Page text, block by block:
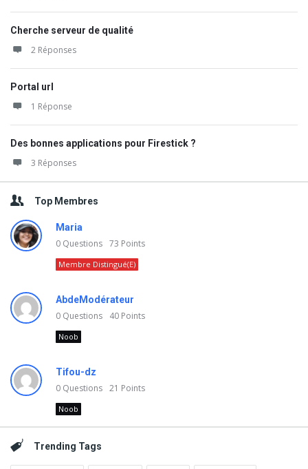
Cherche serveur de qualité
2 Réponses
Portal url
1 Réponse
Des bonnes applications pour Firestick ?
3 Réponses
Top Membres
Maria
0 Questions 73 Points
Membre Distingué(e)
AbdeModérateur
0 Questions 40 Points
Noob
Tifou-dz
0 Questions 21 Points
Noob
Trending Tags